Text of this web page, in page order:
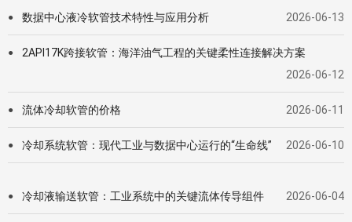
● 数据中心液冷软管技术特性与应用分析 2026-06-13
●
2API17K跨接软管：海洋油气工程的关键柔性连接解决方案
2026-06-12
● 流体冷却软管的价格 2026-06-11
● 冷却系统软管：现代工业与数据中心运行的“生命线” 2026-06-10
● 冷却液输送软管：工业系统中的关键流体传导组件 2026-06-04